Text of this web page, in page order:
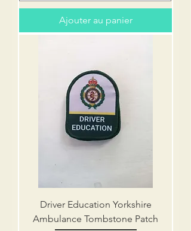
Ajouter au panier
Driver Education Yorkshire
Ambulance Tombstone Patch